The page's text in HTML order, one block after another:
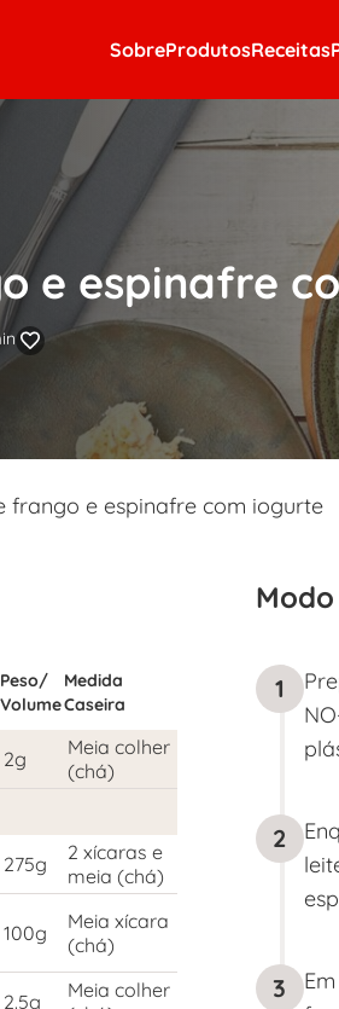
SobreProdutosReceitas
e espinafre
frango e espinafre com iogurte
Peso/
Volume
Medida
Caseira
2g
Meia colher
(chá)
275g
2 xícaras e
meia (chá)
100g
Meia xícara
(chá)
2.5g
Meia colher
1
2
3